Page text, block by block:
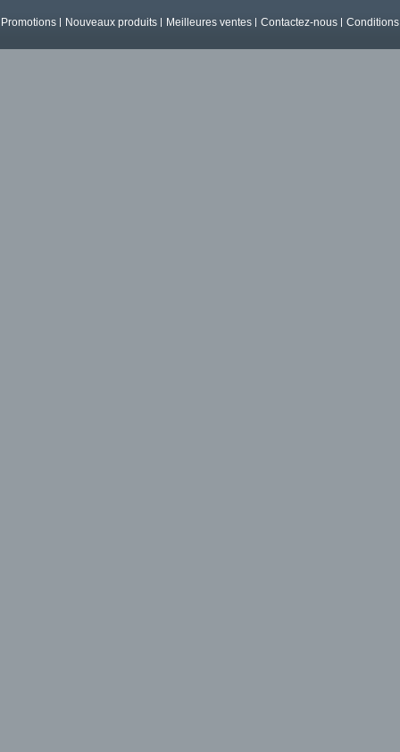
Promotions Nouveaux produits Meilleures ventes Contactez-nous